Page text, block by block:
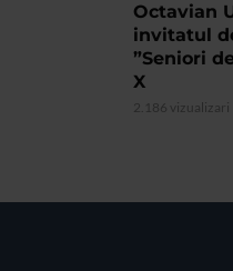
Octavian
invitatul
”Seniori
X
2.186 vizualizari